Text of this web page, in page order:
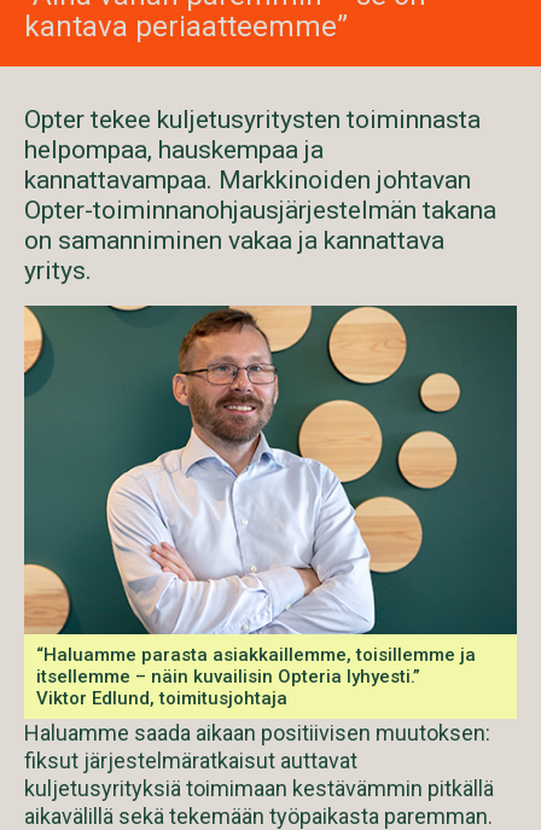
kantava periaatteemme”
Opter tekee kuljetusyritysten toiminnasta
helpompaa, hauskempaa ja
kannattavampaa. Markkinoiden johtavan
Opter-toiminnanohjausjärjestelmän takana
on samanniminen vakaa ja kannattava
yritys.
“Haluamme parasta asiakkaillemme, toisillemme ja
itsellemme – näin kuvailisin Opteria lyhyesti.”
Viktor Edlund, toimitusjohtaja
Haluamme saada aikaan positiivisen muutoksen:
fiksut järjestelmäratkaisut auttavat
kuljetusyrityksiä toimimaan kestävämmin pitkällä
aikavälillä sekä tekemään työpaikasta paremman.